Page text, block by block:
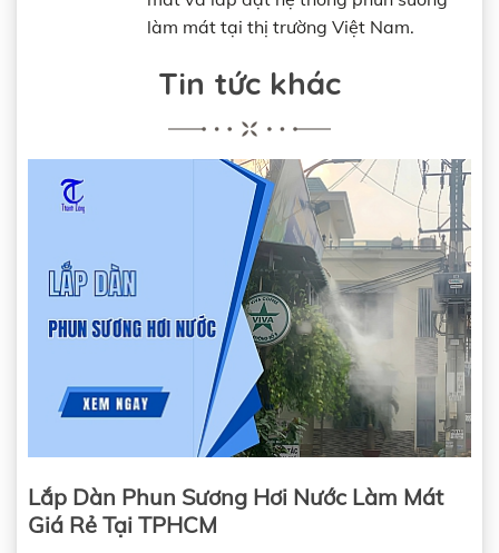
Bình lọc nước phun sương
Dây dẫn phun sương
Béc phun sương
Các thiết bị khác
Cách xác định béc phun cho hệ thống làm mát
cafe
Một số câu hỏi thường gặp
Hệ thống phun sương hơi nước có hại hay
Hệ thống phun sương có tốn điện và hao
nước không?
Điện áp tiêu thụ của máy phun sương
Lượng nước tiêu thụ
Diện tích quán bao nhiêu mới phù hợp để
lắp hệ thống phun sương làm mát?
Giá của hệ thống phun sương làm mát quán
cafe bao nhiêu?
Địa chỉ bán, lắp đặt hệ thống máy phun sương
quán cafe giá rẻ TPHCM
làm mát tại thị trường Việt Nam.
Tin tức khác
Lắp Dàn Phun Sương Hơi Nước Làm Mát
Giá Rẻ Tại TPHCM